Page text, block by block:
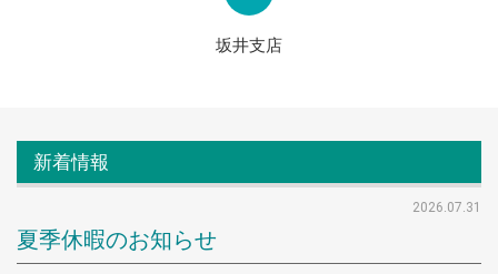
坂井支店
新着情報
2026.07.31
夏季休暇のお知らせ